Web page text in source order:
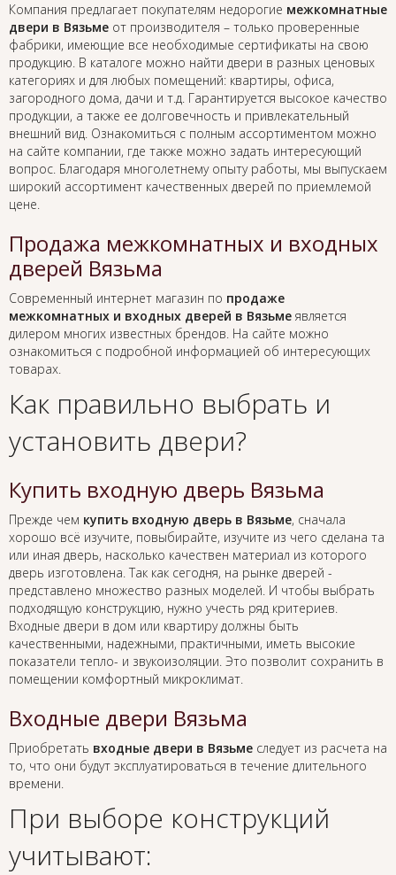
Компания предлагает покупателям недорогие межкомнатные
двери в Вязьме от производителя – только проверенные
фабрики, имеющие все необходимые сертификаты на свою
продукцию. В каталоге можно найти двери в разных ценовых
категориях и для любых помещений: квартиры, офиса,
загородного дома, дачи и т.д. Гарантируется высокое качество
продукции, а также ее долговечность и привлекательный
внешний вид. Ознакомиться с полным ассортиментом можно
на сайте компании, где также можно задать интересующий
вопрос. Благодаря многолетнему опыту работы, мы выпускаем
широкий ассортимент качественных дверей по приемлемой
цене.
Продажа межкомнатных и входных
дверей Вязьма
Современный интернет магазин по продаже
межкомнатных и входных дверей в Вязьме является
дилером многих известных брендов. На сайте можно
ознакомиться с подробной информацией об интересующих
товарах.
Как правильно выбрать и
установить двери?
Купить входную дверь Вязьма
Прежде чем купить входную дверь в Вязьме, сначала
хорошо всё изучите, повыбирайте, изучите из чего сделана та
или иная дверь, насколько качествен материал из которого
дверь изготовлена. Так как сегодня, на рынке дверей -
представлено множество разных моделей. И чтобы выбрать
подходящую конструкцию, нужно учесть ряд критериев.
Входные двери в дом или квартиру должны быть
качественными, надежными, практичными, иметь высокие
показатели тепло- и звукоизоляции. Это позволит сохранить в
помещении комфортный микроклимат.
Входные двери Вязьма
Приобретать входные двери в Вязьме следует из расчета на
то, что они будут эксплуатироваться в течение длительного
времени.
При выборе конструкций
учитывают: